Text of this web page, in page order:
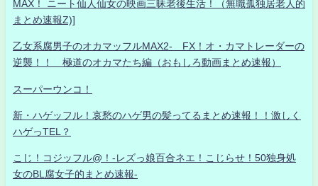
MAX！ ニート仙人仙女の映画三昧老後生活！（無職孤独居老人的
まとめ速報Z)]
乙女系腐男子のオカマッフルMAX2- FX！オ・カマトレーダーの
逆襲！！ 極道のオカマたち編（おもしろ動画まとめ速報）
スーパーウンコ！
新・ハゲッフル！哀愁のハゲ男の髪ってるまとめ速報！！激しく
ハゲっTEL？
こじ！コジッフル@！-レズっ娘百合ネエ！こじらせ！50独身処
女のBL腐女子的まとめ速報-